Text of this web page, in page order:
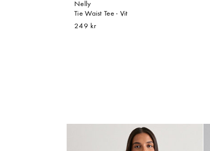
Nelly
Tie Waist Tee - Vit
249 kr